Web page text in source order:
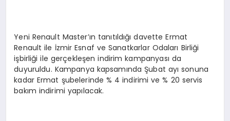
Yeni Renault Master’ın tanıtıldığı davette Ermat
Renault ile İzmir Esnaf ve Sanatkarlar Odaları Birliği
işbirliği ile gerçekleşen indirim kampanyası da
duyuruldu. Kampanya kapsamında Şubat ayı sonuna
kadar Ermat şubelerinde % 4 indirimi ve % 20 servis
bakım indirimi yapılacak.